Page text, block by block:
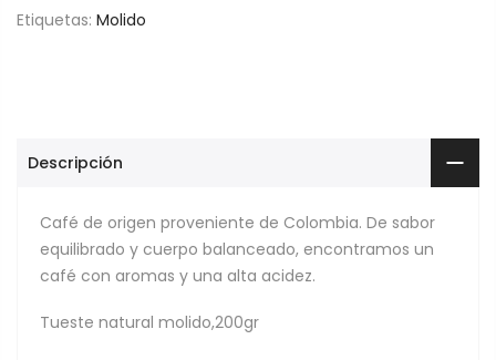
Etiquetas: Molido
Descripción
Café de origen proveniente de Colombia. De sabor
equilibrado y cuerpo balanceado, encontramos un
café con aromas y una alta acidez.
Tueste natural molido,200gr